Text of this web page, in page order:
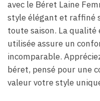
avec le Béret Laine
style élégant et raffiné
toute saison. La
utilisée assure un
incomparable.
béret, pensé pour une
valeur votre style